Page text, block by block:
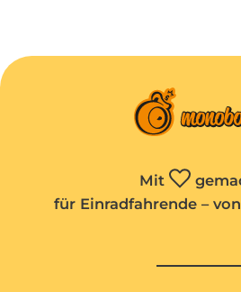
Mit
für Einradfahrende –